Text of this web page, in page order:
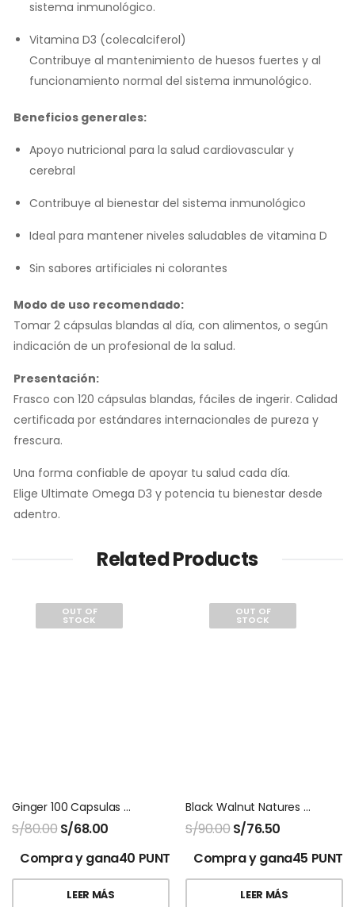
sistema inmunológico.
Vitamina D3 (colecalciferol)
Contribuye al mantenimiento de huesos fuertes y al
funcionamiento normal del sistema inmunológico.
Beneficios generales:
Apoyo nutricional para la salud cardiovascular y
cerebral
Contribuye al bienestar del sistema inmunológico
Ideal para mantener niveles saludables de vitamina D
Sin sabores artificiales ni colorantes
Modo de uso recomendado:
Tomar 2 cápsulas blandas al día, con alimentos, o según
indicación de un profesional de la salud.
Presentación:
Frasco con 120 cápsulas blandas, fáciles de ingerir. Calidad
certificada por estándares internacionales de pureza y
frescura.
Una forma confiable de apoyar tu salud cada día.
Elige Ultimate Omega D3 y potencia tu bienestar desde
adentro.
Related Products
OUT OF
STOCK
Ginger 100 Capsulas Natures Sunshine
S/80.00 S/68.00
Compra y gana40 PUNTOS!
LEER MÁS
OUT OF
STOCK
Black Walnut Natures Sunshine 100 Capsulas
S/90.00 S/76.50
Compra y gana45
LEER MÁS